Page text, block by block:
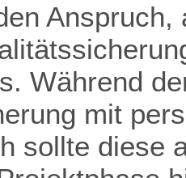
Während
mit
sollte diese